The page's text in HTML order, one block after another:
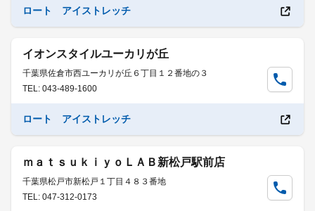
ロート アイストレッチ
イオンスタイルユーカリが丘
千葉県佐倉市西ユーカリが丘６丁目１２番地の３
TEL: 043-489-1600
ロート アイストレッチ
ｍａｔｓｕｋｉｙｏＬＡＢ新松戸駅前店
千葉県松戸市新松戸１丁目４８３番地
TEL: 047-312-0173